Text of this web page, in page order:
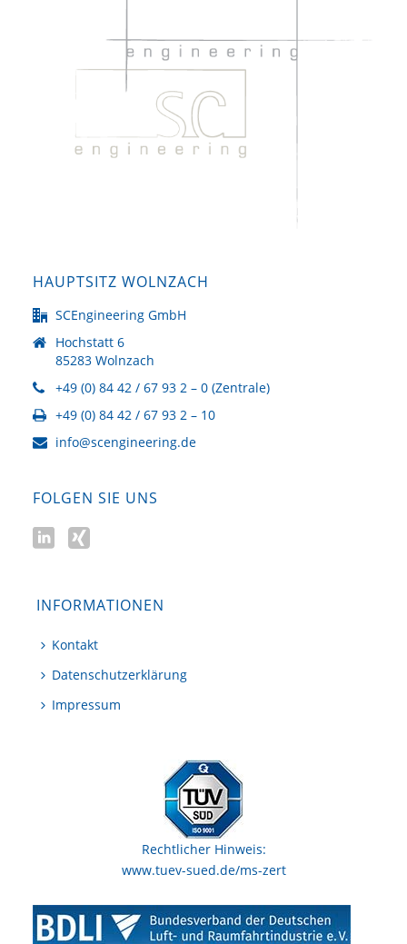
HAUPTSITZ WOLNZACH
SCEngineering GmbH
Hochstatt 6
85283 Wolnzach
+49 (0) 84 42 / 67 93 2 – 0 (Zentrale)
+49 (0) 84 42 / 67 93 2 – 10
info@scengineering.de
FOLGEN SIE UNS
INFORMATIONEN
Kontakt
Datenschutzerklärung
Impressum
Rechtlicher Hinweis:
www.tuev-sued.de/ms-zert